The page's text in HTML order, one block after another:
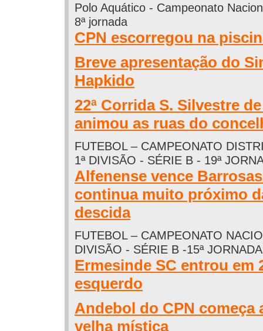
Polo Aquático - Campeonato
8ª jornada
CPN escorregou na
Breve apresentação do
Hapkido
22ª Corrida S. Silvestre
animou as ruas do
FUTEBOL – CAMPEONATO
1ª DIVISÃO - SÉRIE B - 19ª
Alfenense vence
continua muito próximo
descida
FUTEBOL – CAMPEONATO
DIVISÃO - SÉRIE B -15ª JORNADA
Ermesinde SC entrou em
esquerdo
Andebol do CPN começa
velha mística